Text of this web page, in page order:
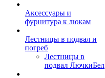
Аксессуары и
фурнитура к люкам
Лестницы в подвал и
погреб
Лестницы в
подвал ЛючкиБел